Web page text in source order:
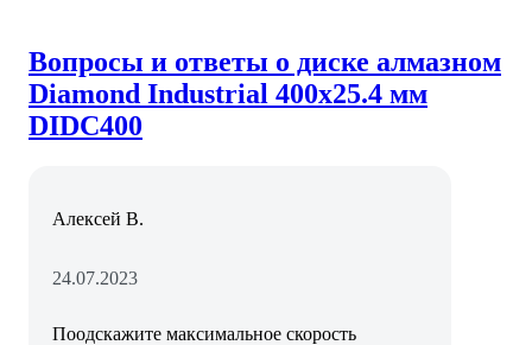
Вопросы и ответы о диске алмазном
Diamond Industrial 400х25.4 мм
DIDC400
Алексей В.
24.07.2023
Поодскажите максимальное скорость